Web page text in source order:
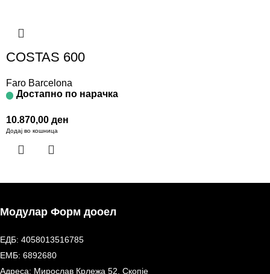
COSTAS 600
Faro Barcelona
Достапно по нарачка
10.870,00 ден
Додај во кошница
Модулар Форм дооел
ЕДБ: 4058013516785
ЕМБ: 6892680
Адреса: Мирослав Крлежа 52, Скопје